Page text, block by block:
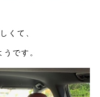
くて、
です。